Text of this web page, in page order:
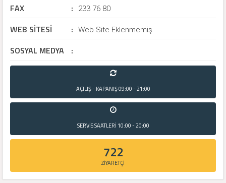
FAX : 233 76 80
WEB SİTESİ : Web Site Eklenmemiş
SOSYAL MEDYA :
AÇILIŞ - KAPANIŞ09:00 - 21:00
SERVİS SAATLERİ 10:00 - 20:00
722
ZİYARETÇİ